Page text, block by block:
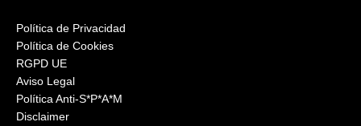
Política de Privacidad
Política de Cookies
RGPD UE
Aviso Legal
Política Anti-S*P*A*M
Disclaimer